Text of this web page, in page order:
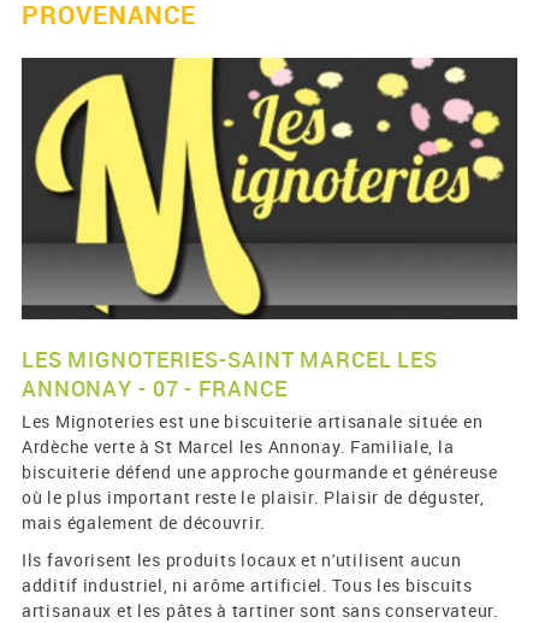
PROVENANCE
LES MIGNOTERIES-SAINT MARCEL LES
ANNONAY - 07 - FRANCE
Les Mignoteries est une biscuiterie artisanale située en
Ardèche verte à St Marcel les Annonay. Familiale, la
biscuiterie défend une approche gourmande et généreuse
où le plus important reste le plaisir. Plaisir de déguster,
mais également de découvrir.
Ils favorisent les produits locaux et n'utilisent aucun
additif industriel, ni arôme artificiel. Tous les biscuits
artisanaux et les pâtes à tartiner sont sans conservateur.